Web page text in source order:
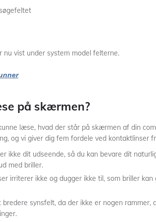
nu vist under system model felterne.
på skærmen?
læse, hvad der står på skærmen af din
og vi giver dig fem fordele ved kontaktlinser
ikke dit udseende, så du kan bevare dit
med briller.
irriterer ikke og dugger ikke til, som briller kan
bredere synsfelt, da der ikke er nogen rammer,